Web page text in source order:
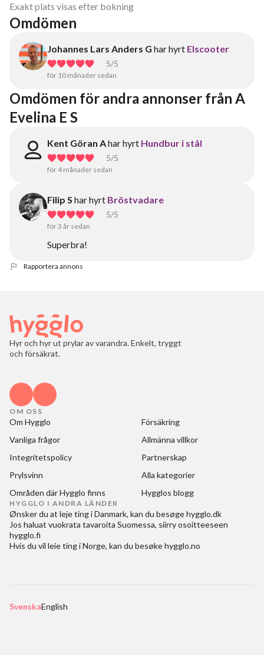
Exakt plats visas efter bokning
Omdömen
Johannes Lars Anders G har hyrt Elscooter
5/5
för 10 månader sedan
Omdömen för andra annonser från A
Evelina E S
Kent Göran Ahar hyrt Hundbur i stål
5/5
för 4 månader sedan
Filip S har hyrt Bröstvadare
5/5
för 3 år sedan
Superbra!
Rapportera annons
Hyr och hyr ut prylar av varandra. Enkelt, tryggt
och försäkrat.
OM OSS
Om Hygglo
Försäkring
Vanliga frågor
Allmänna villkor
Integritetspolicy
Partnerskap
Prylsvinn
Alla kategorier
Områden där Hygglo finns
Hygglos blogg
HYGGLO I ANDRA LÄNDER
Ønsker du at leje ting i Danmark, kan du besøgehygglo.dk
Jos haluat vuokrata tavaroita Suomessa, siirry osoitteeseen
hygglo.fi
Hvis du vil leie ting i Norge, kan du besøkehygglo.no
SvenskaEnglish